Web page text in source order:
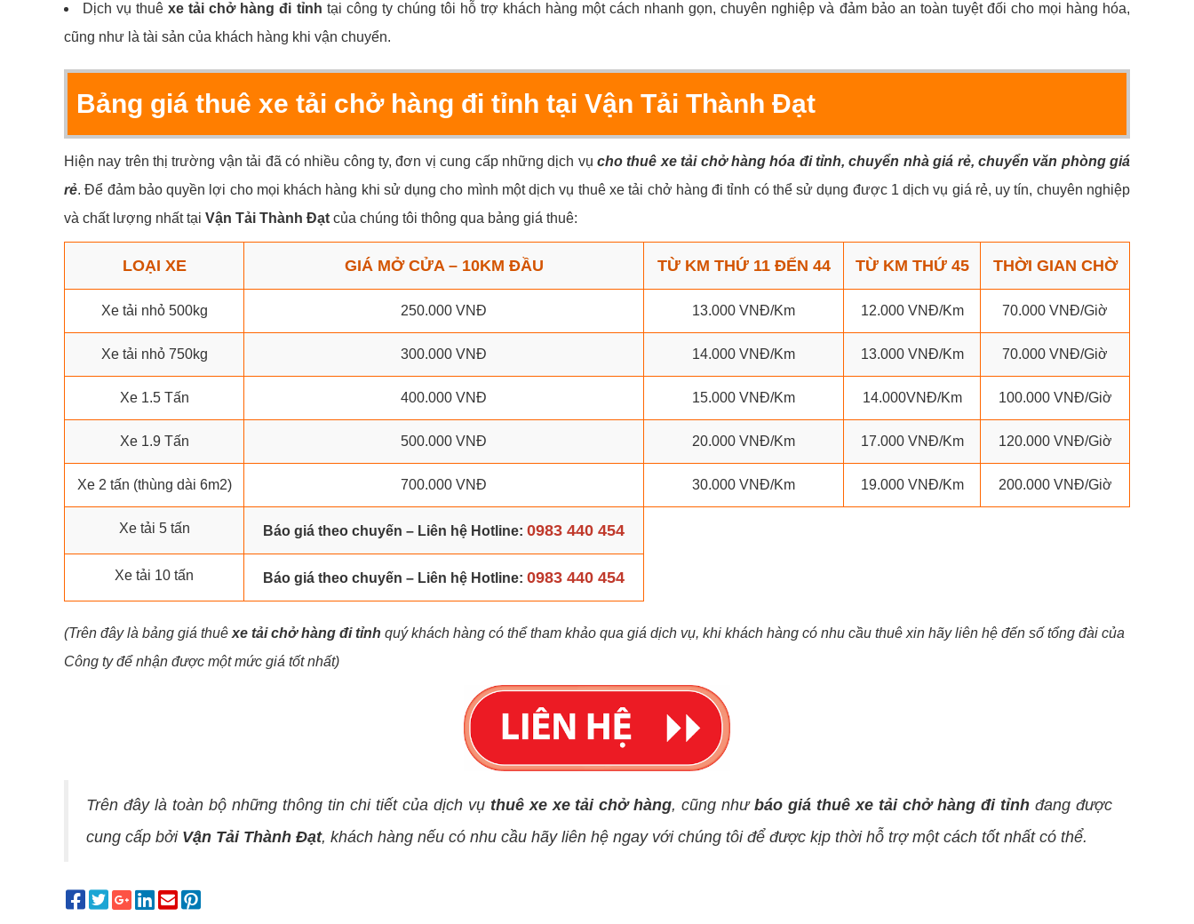
Dịch vụ thuêxe tải chở hàng đi tỉnh tại công ty chúng tôi hỗ trợ khách hàng một cách nhanh gọn, chuyên nghiệp và đảm bảo an toàn tuyệt đối cho mọi hàng hóa,
cũng như là tài sản của khách hàng khi vận chuyển.
Bảng giá thuê xe tải chở hàng đi tỉnh tại Vận Tải Thành Đạt
Hiện nay trên thị trường vận tải đã có nhiều công ty, đơn vị cung cấp những dịch vụcho thuê xe tải chở hàng hóa đi tỉnh, chuyển nhà giá rẻ, chuyển văn phòng giá
rẻ. Để đảm bảo quyền lợi cho mọi khách hàng khi sử dụng cho mình một dịch vụ thuê xe tải chở hàng đi tỉnh có thể sử dụng được 1 dịch vụ giá rẻ, uy tín, chuyên nghiệp
và chất lượng nhất tại Vận Tải Thành Đạt của chúng tôi thông qua bảng giá thuê:
LOẠI XE GIÁ MỞ CỬA – 10KM ĐẦU TỪ KM THỨ 11 ĐẾN 44 TỪ KM THỨ 45 THỜI GIAN CHỜ
Xe tải nhỏ 500kg 250.000 VNĐ 13.000 VNĐ/Km 12.000 VNĐ/Km 70.000 VNĐ/Giờ
Xe tải nhỏ 750kg 300.000 VNĐ 14.000 VNĐ/Km 13.000 VNĐ/Km 70.000 VNĐ/Giờ
Xe 1.5 Tấn 400.000 VNĐ 15.000 VNĐ/Km 14.000VNĐ/Km 100.000 VNĐ/Giờ
Xe 1.9 Tấn 500.000 VNĐ 20.000 VNĐ/Km 17.000 VNĐ/Km 120.000 VNĐ/Giờ
Xe 2 tấn (thùng dài 6m2) 700.000 VNĐ 30.000 VNĐ/Km 19.000 VNĐ/Km 200.000 VNĐ/Giờ
Xe tải 5 tấn Báo giá theo chuyến – Liên hệ Hotline: 0983 440 454
Xe tải 10 tấn Báo giá theo chuyến – Liên hệ Hotline: 0983 440 454
(Trên đây là bảng giá thuêxe tải chở hàng đi tỉnh quý khách hàng có thể tham khảo qua giá dịch vụ, khi khách hàng có nhu cầu thuê xin hãy liên hệ đến số tổng đài của
Công ty để nhận được một mức giá tốt nhất)
Trên đây là toàn bộ những thông tin chi tiết của dịch vụ thuê xe xe tải chở hàng, cũng nhưbáo giá thuê xe tải chở hàng đi tỉnh đang được
cung cấp bởi Vận Tải Thành Đạt, khách hàng nếu có nhu cầu hãy liên hệ ngay với chúng tôi để được kịp thời hỗ trợ một cách tốt nhất có thể.